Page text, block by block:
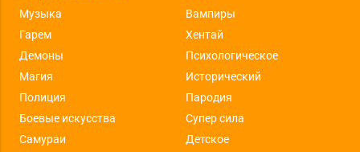
Музыка
Вампиры
Гарем
Хентай
Демоны
Психологическое
Магия
Исторический
Полиция
Пародия
Боевые искусства
Супер сила
Самураи
Детское